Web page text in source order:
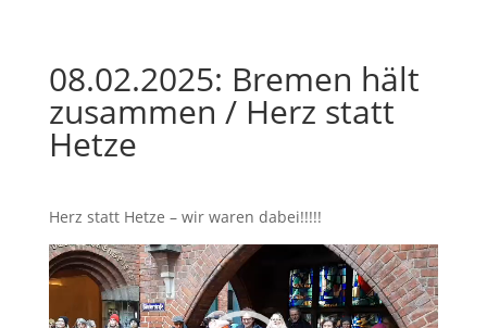
08.02.2025: Bremen hält
zusammen / Herz statt
Hetze
Herz statt Hetze – wir waren dabei!!!!!
Video-
Player